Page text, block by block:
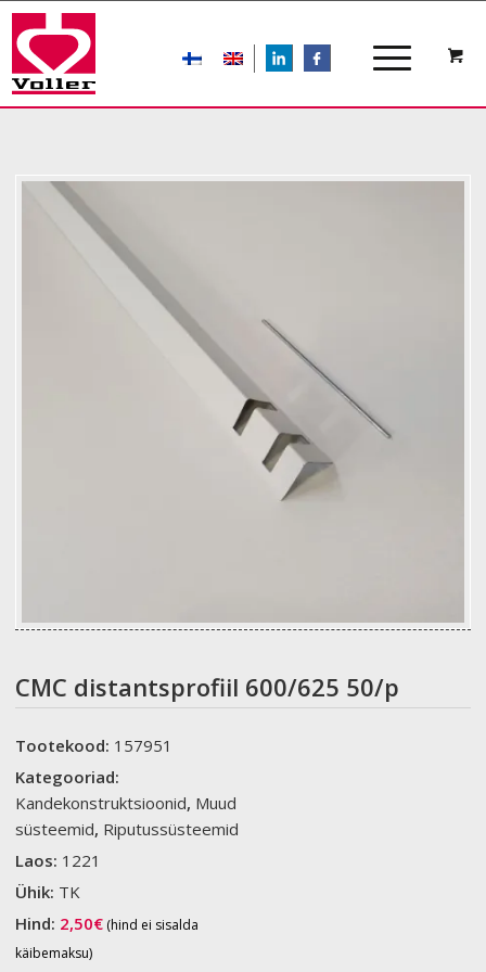
LIn
CMC distantsprofiil 600/625 50/p
Tootekood: 157951
Kategooriad:
Kandekonstruktsioonid, Muud
süsteemid, Riputussüsteemid
Laos: 1221
Ühik: TK
Hind: 2,50€ (hind ei sisalda
käibemaksu)